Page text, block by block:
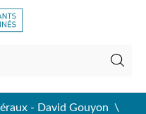
- David Gouyon